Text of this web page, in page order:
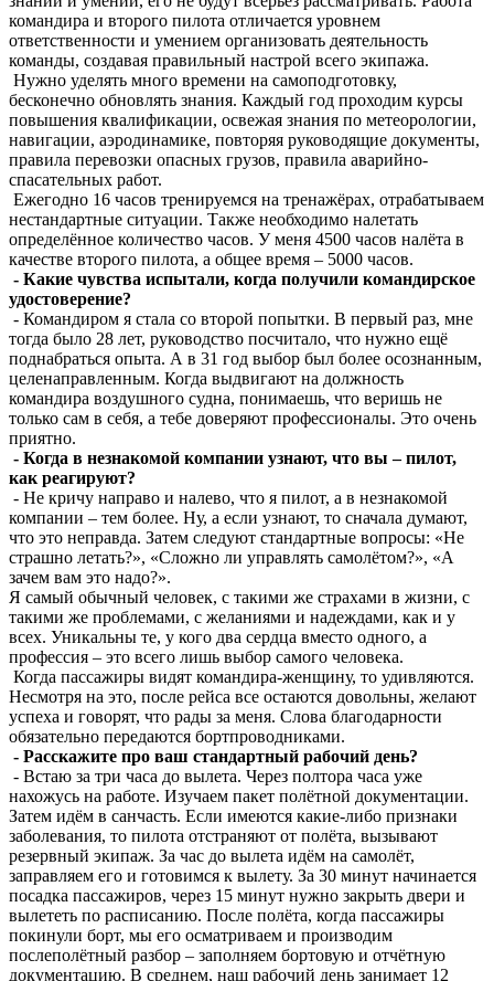
командира и второго пилота отличается уровнем
ответственности и умением организовать деятельность
команды, создавая правильный настрой всего экипажа.
Нужно уделять много времени на самоподготовку,
бесконечно обновлять знания. Каждый год проходим курсы
повышения квалификации, освежая знания по метеорологии,
навигации, аэродинамике, повторяя руководящие документы,
правила перевозки опасных грузов, правила аварийно-
спасательных работ.
Ежегодно 16 часов тренируемся на тренажёрах, отрабатываем
нестандартные ситуации. Также необходимо налетать
определённое количество часов. У меня 4500 часов налёта в
качестве второго пилота, а общее время – 5000 часов.
- Какие чувства испытали, когда получили командирское
удостоверение?
- Командиром я стала со второй попытки. В первый раз, мне
тогда было 28 лет, руководство посчитало, что нужно ещё
поднабраться опыта. А в 31 год выбор был более осознанным,
целенаправленным. Когда выдвигают на должность
командира воздушного судна, понимаешь, что веришь не
только сам в себя, а тебе доверяют профессионалы. Это очень
приятно.
- Когда в незнакомой компании узнают, что вы – пилот,
как реагируют?
- Не кричу направо и налево, что я пилот, а в незнакомой
компании – тем более. Ну, а если узнают, то сначала думают,
что это неправда. Затем следуют стандартные вопросы: «Не
страшно летать?», «Сложно ли управлять самолётом?», «А
зачем вам это надо?».
Я самый обычный человек, с такими же страхами в жизни, с
такими же проблемами, с желаниями и надеждами, как и у
всех. Уникальны те, у кого два сердца вместо одного, а
профессия – это всего лишь выбор самого человека.
Когда пассажиры видят командира-женщину, то удивляются.
Несмотря на это, после рейса все остаются довольны, желают
успеха и говорят, что рады за меня. Слова благодарности
обязательно передаются бортпроводниками.
- Расскажите про ваш стандартный рабочий день?
- Встаю за три часа до вылета. Через полтора часа уже
нахожусь на работе. Изучаем пакет полётной документации.
Затем идём в санчасть. Если имеются какие-либо признаки
заболевания, то пилота отстраняют от полёта, вызывают
резервный экипаж. За час до вылета идём на самолёт,
заправляем его и готовимся к вылету. За 30 минут начинается
посадка пассажиров, через 15 минут нужно закрыть двери и
вылететь по расписанию. После полёта, когда пассажиры
покинули борт, мы его осматриваем и производим
послеполётный разбор – заполняем бортовую и отчётную
документацию. В среднем, наш рабочий день занимает 12